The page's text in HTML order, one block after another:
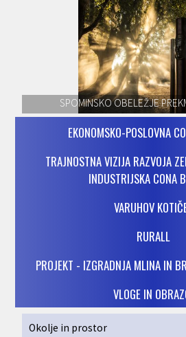
SPOMINSKO OBELEŽJE
EKONOMSKO-POSLOVNA
TRAJNOSTNA VIZIJA RAZVOJA
INDUSTRIJSKA CONA
VARUHOV
RURALL
PROJEKT - IZGRADNJA MLINA IN
VLOGE IN
Okolje in prostor